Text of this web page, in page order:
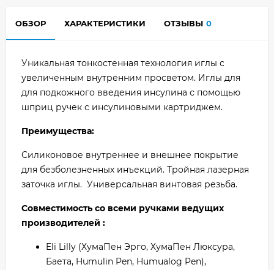
ОБЗОР ХАРАКТЕРИСТИКИ ОТЗЫВЫ 0
Уникальная тонкостенная технология иглы с
увеличенным внутренним просветом. Иглы для
для подкожного введения инсулина с помощью
шприц ручек с инсулиновыми картриджем.
Преимущества:
Силиконовое внутреннее и внешнее покрытие
для безболезненных инъекций. Тройная лазерная
заточка иглы. Универсальная винтовая резьба.
Совместимость со всеми ручками ведущих
производителей :
Eli Lilly (ХумаПен Эрго, ХумаПен Люксура,
Баета, Humulin Pen, Humualog Pen),